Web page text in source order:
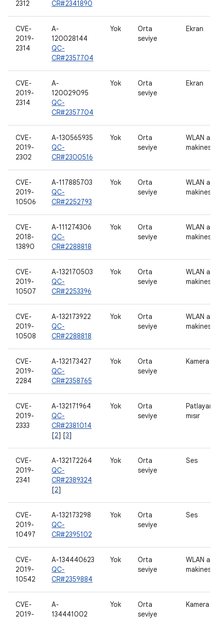
2312 CR#2341890
CVE-
2019-
2314
A-
120028144
QC-
CR#2357704
Yok
Orta
seviye
Ekran
CVE-
2019-
2314
A-
120029095
QC-
CR#2357704
Yok
Orta
seviye
Ekran
CVE-
2019-
2302
A-130565935
QC-
CR#2300516
Yok
Orta
seviye
WLAN ana
makinesi
CVE-
2019-
10506
A-117885703
QC-
CR#2252793
Yok
Orta
seviye
WLAN ana
makinesi
CVE-
2018-
13890
A-111274306
QC-
CR#2288818
Yok
Orta
seviye
WLAN ana
makinesi
CVE-
2019-
10507
A-132170503
QC-
CR#2253396
Yok
Orta
seviye
WLAN ana
makinesi
CVE-
2019-
10508
A-132173922
QC-
CR#2288818
Yok
Orta
seviye
WLAN ana
makinesi
CVE-
2019-
2284
A-132173427
QC-
CR#2358765
Yok
Orta
seviye
Kamera
CVE-
2019-
2333
A-132171964
QC-
CR#2381014
[2] [3]
Yok
Orta
seviye
Patlayan
mısır
CVE-
2019-
2341
A-132172264
QC-
CR#2389324
[2]
Yok
Orta
seviye
Ses
CVE-
2019-
10497
A-132173298
QC-
CR#2395102
Yok
Orta
seviye
Ses
CVE-
2019-
10542
A-134440623
QC-
CR#2359884
Yok
Orta
seviye
WLAN ana
makinesi
CVE-
2019-
A-
134441002
Yok
Orta
seviye
Kamera